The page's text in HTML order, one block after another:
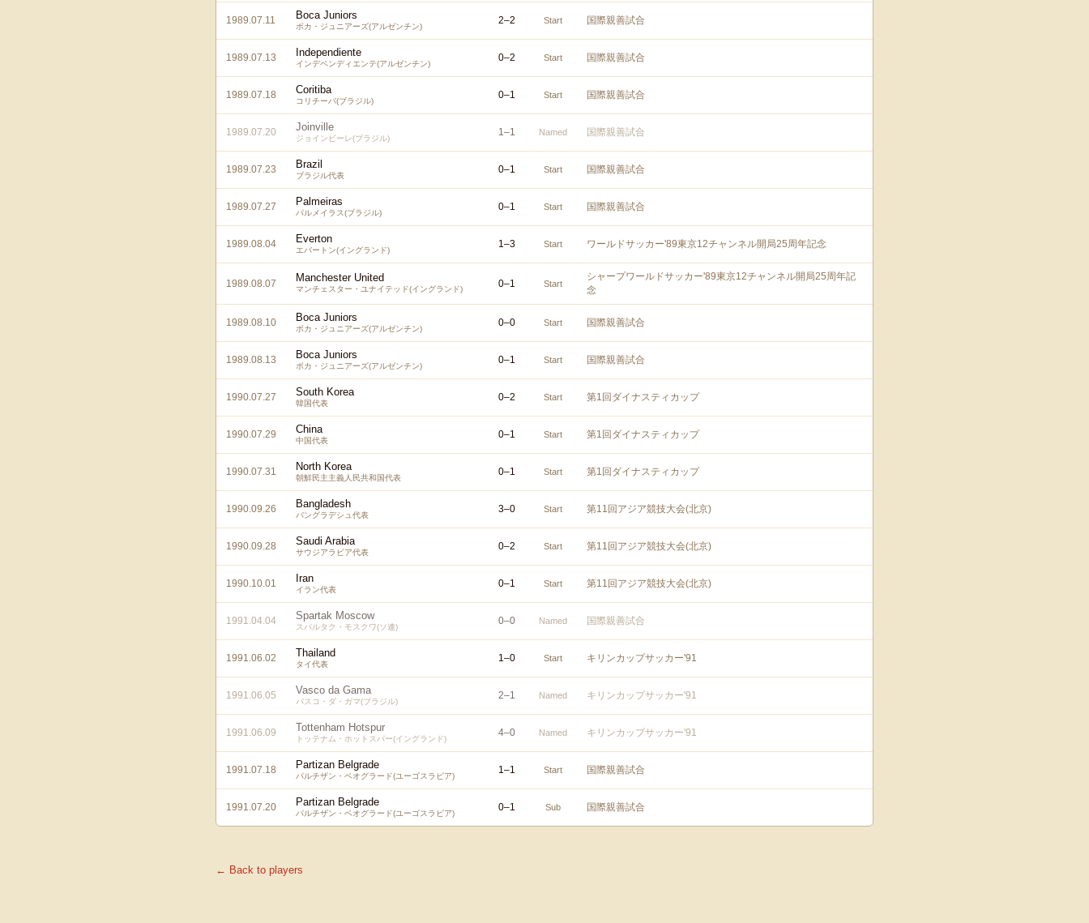
1989.07.11 Boca Juniors
ボカ・ジュニアーズ(アルゼンチン)
2–2 Start 国際親善試合
1989.07.13 Independiente
インデペンディエンテ(アルゼンチン)
0–2 Start 国際親善試合
1989.07.18 Coritiba
コリチーバ(ブラジル)
0–1 Start 国際親善試合
1989.07.20 Joinville
ジョインビーレ(ブラジル)
1–1 Named 国際親善試合
1989.07.23 Brazil
ブラジル代表
0–1 Start 国際親善試合
1989.07.27 Palmeiras
パルメイラス(ブラジル)
0–1 Start 国際親善試合
1989.08.04 Everton
エバートン(イングランド)
1–3 Start ワールドサッカー'89東京12チャンネル開局25周年記念
1989.08.07 Manchester United
マンチェスター・ユナイテッド(イングランド) 0–1 Start
シャープワールドサッカー'89東京12チャンネル開局25周年記
念
1989.08.10 Boca Juniors
ボカ・ジュニアーズ(アルゼンチン)
0–0 Start 国際親善試合
1989.08.13 Boca Juniors
ボカ・ジュニアーズ(アルゼンチン)
0–1 Start 国際親善試合
1990.07.27 South Korea
韓国代表
0–2 Start 第1回ダイナスティカップ
1990.07.29 China
中国代表
0–1 Start 第1回ダイナスティカップ
1990.07.31 North Korea
朝鮮民主主義人民共和国代表
0–1 Start 第1回ダイナスティカップ
1990.09.26 Bangladesh
バングラデシュ代表
3–0 Start 第11回アジア競技大会(北京)
1990.09.28 Saudi Arabia
サウジアラビア代表
0–2 Start 第11回アジア競技大会(北京)
1990.10.01 Iran
イラン代表
0–1 Start 第11回アジア競技大会(北京)
1991.04.04 Spartak Moscow
スパルタク・モスクワ(ソ連)
0–0 Named 国際親善試合
1991.06.02 Thailand
タイ代表
1–0 Start キリンカップサッカー'91
1991.06.05 Vasco da Gama
バスコ・ダ・ガマ(ブラジル)
2–1 Named キリンカップサッカー'91
1991.06.09 Tottenham Hotspur
トッテナム・ホットスパー(イングランド)
4–0 Named キリンカップサッカー'91
1991.07.18 Partizan Belgrade
パルチザン・ベオグラード(ユーゴスラビア)
1–1 Start 国際親善試合
1991.07.20 Partizan Belgrade
パルチザン・ベオグラード(ユーゴスラビア)
0–1 Sub 国際親善試合
← Back to players